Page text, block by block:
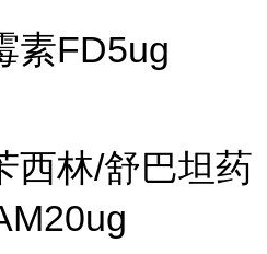
素FD5ug
西林/舒巴坦药